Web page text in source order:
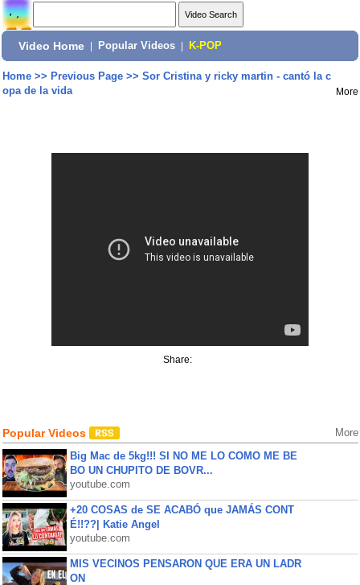
Video Home Popular Videos K-POP
Home>> Previous Page>> Sor Cristina y ricky martin - cantó la c
opa de la vida
More
Share:
Popular Videos More
Big Mac de 5kg!!! SI NO ME LO COMO ME BE
BO UN CHUPITO DE BOVR...
youtube.com
+20 COSAS de SE ACABÓ que JAMÁS CONT
É!!??| Katie Angel
youtube.com
MIS VECINOS PENSARON QUE ERA UN LADR
ON